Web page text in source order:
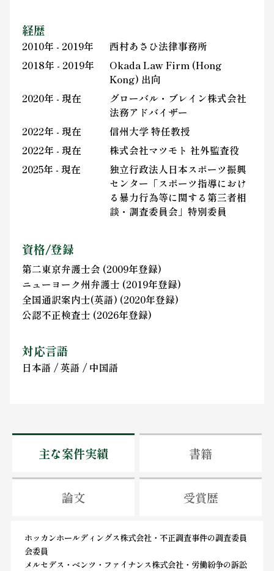
経歴
2010年 - 2019年
西村あさひ法律事務所
2018年 - 2019年
Okada Law Firm (Hong
Kong) 出向
2020年 - 現在
グローバル・ブレイン株式会社
法務アドバイザー
2022年 - 現在
信州大学 特任教授
2022年 - 現在
株式会社マツモト 社外監査役
2025年 - 現在
独立行政法人日本スポーツ振興
センター「スポーツ指導におけ
る暴力行為等に関する第三者相
談・調査委員会」特別委員
資格/登録
第二東京弁護士会 (2009年登録)
ニューヨーク州弁護士 (2019年登録)
全国通訳案内士(英語) (2020年登録)
公認不正検査士 (2026年登録)
対応言語
日本語 / 英語 / 中国語
主な案件実績 書籍
論文 受賞歴
ホッカンホールディングス株式会社・不正調査事件の調査委員
会委員
メルセデス・ベンツ・ファイナンス株式会社・労働紛争の訴訟